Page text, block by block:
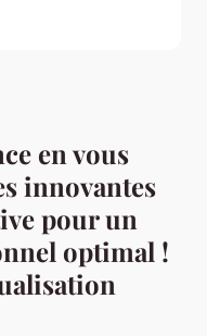
en vous
innovantes
pour un
optimal !